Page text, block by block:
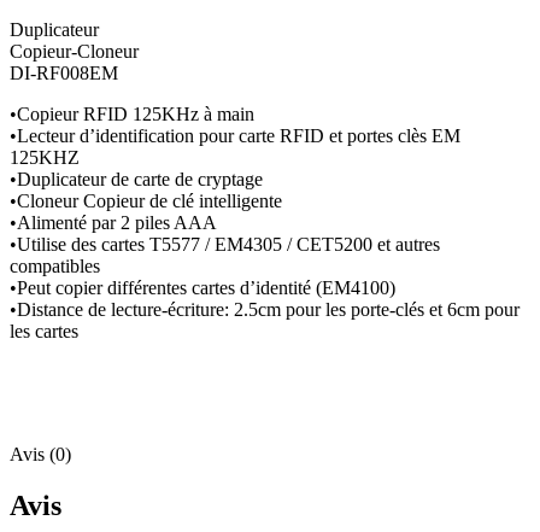
Duplicateur
Copieur-Cloneur
DI-RF008EM
•Copieur RFID 125KHz à main
•Lecteur d’identification pour carte RFID et portes clès EM
125KHZ
•Duplicateur de carte de cryptage
•Cloneur Copieur de clé intelligente
•Alimenté par 2 piles AAA
•Utilise des cartes T5577 / EM4305 / CET5200 et autres
compatibles
•Peut copier différentes cartes d’identité (EM4100)
•Distance de lecture-écriture: 2.5cm pour les porte-clés et 6cm pour
les cartes
Avis (0)
Avis